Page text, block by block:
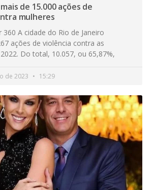
de 15.000 ações de
mulheres
360 A cidade do Rio de Janeiro
ações de violência contra as
Do total, 10.057, ou 65,87%,
de 2023 15:29